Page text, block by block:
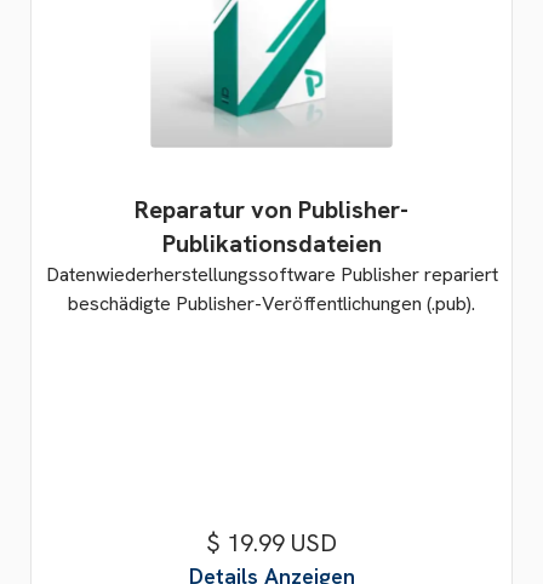
Reparatur von Publisher-
Publikationsdateien
Datenwiederherstellungssoftware Publisher repariert
beschädigte Publisher-Veröffentlichungen (.pub).
$ 19.99 USD
Details Anzeigen